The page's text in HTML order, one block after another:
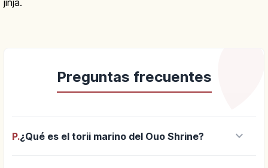
Preguntas frecuentes
P.¿Qué es el torii marino del Ouo Shrine? keyboard_arrow_down